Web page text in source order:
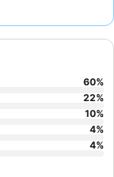
considerar
60%
22%
10%
4%
4%